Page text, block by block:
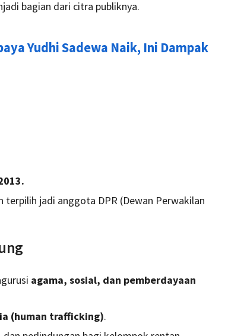
bagian dari citra publiknya.
Yudhi Sadewa Naik, Ini Dampak
jadi anggota DPR (Dewan Perwakilan
agama, sosial, dan pemberdayaan
(human trafficking).